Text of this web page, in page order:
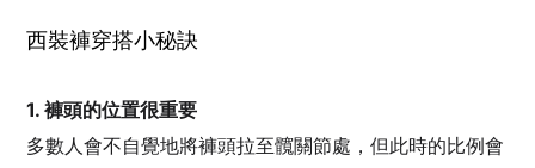
西裝褲穿搭小秘訣
1. 褲頭的位置很重要
多數人會不自覺地將褲頭拉至髖關節處，但此時的比例會